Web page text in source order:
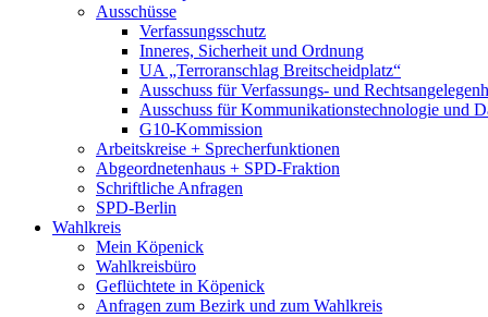
Ausschüsse
Verfassungsschutz
Inneres, Sicherheit und Ordnung
UA „Terroranschlag Breitscheidplatz“
Ausschuss für Verfassungs- und
Ausschuss für Kommunikationstechnologie und
G10-Kommission
Arbeitskreise + Sprecherfunktionen
Abgeordnetenhaus + SPD-Fraktion
Schriftliche Anfragen
SPD-Berlin
Wahlkreis
Mein Köpenick
Wahlkreisbüro
Geflüchtete in Köpenick
Anfragen zum Bezirk und zum Wahlkreis